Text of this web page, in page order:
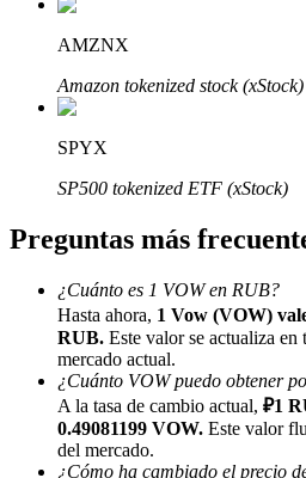
Invita a un amigo para recibir
BTC Welcome Rewards
AMZNX
Amazon tokenized stock (xStock)
SPYX
SP500 tokenized ETF (xStock)
Preguntas más
¿Cuánto es 1 VOW en RUB?
Hasta ahora, 1 Vow (VOW)
RUB. Este valor se actualiza en
mercado actual.
¿Cuánto VOW puedo obtener
A la tasa de cambio actual, ₽1
0.49081199 VOW. Este valor
del mercado.
¿Cómo ha cambiado el precio